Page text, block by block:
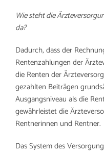
Wie steht die
da?
Dadurch, dass der
Rentenzahlungen der
die Renten der
gezahlten Beiträgen
Ausgangsniveau als die
gewährleistet die
Rentnerinnen und Rentner.
Das System des